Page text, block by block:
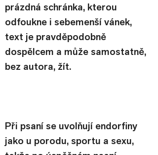
prázdná schránka, kterou
odfoukne i sebemenší vánek,
text je pravděpodobně
dospělcem a může samostatně,
bez autora, žít.
Při psaní se uvolňují endorfiny
jako u porodu, sportu a sexu,